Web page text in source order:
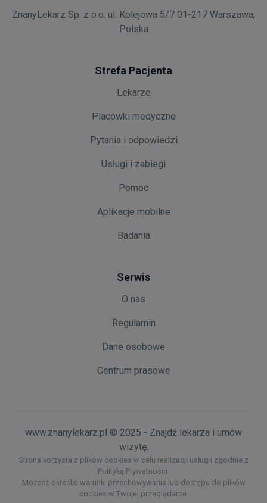
ZnanyLekarz Sp. z o.o. ul. Kolejowa 5/7 01-217 Warszawa,
Polska
Strefa Pacjenta
Lekarze
Placówki medyczne
Pytania i odpowiedzi
Usługi i zabiegi
Pomoc
Aplikacje mobilne
Badania
Serwis
O nas
Regulamin
Dane osobowe
Centrum prasowe
www.znanylekarz.pl © 2025 - Znajdź lekarza i umów
wizytę.
Strona korzysta z plików cookies w celu realizacji usług i zgodnie z
Polityką Prywatności.
Możesz określić warunki przechowywania lub dostępu do plików
cookies w Twojej przeglądarce.